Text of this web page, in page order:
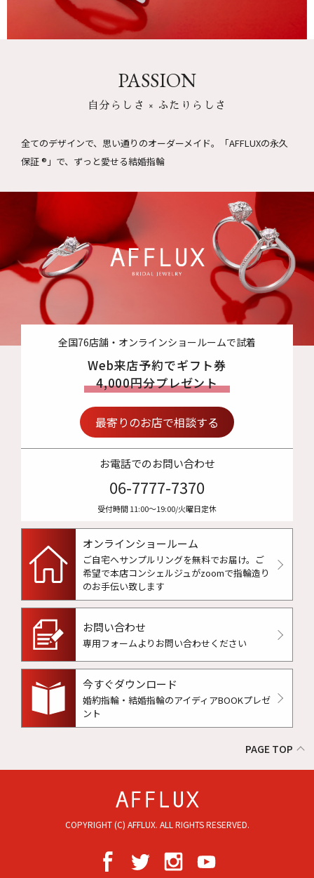
PASSION
自分らしさ × ふたりらしさ
全てのデザインで、思い通りのオーダーメイド。
「AFFLUXの永久
保証 ®」で、ずっと愛せる結婚指輪
全国76店舗・オンラインショールームで試着
Web来店予約でギフト券
4,000円分プレゼント
最寄りのお店で相談する
お電話でのお問い合わせ
06-7777-7370
受付時間 11:00〜19:00/火曜日定休
オンラインショールーム
ご自宅へサンプルリングを無料でお届け。 ご
希望で本店コンシェルジュがzoomで指輪造り
のお手伝い致します
お問い合わせ
専用フォームよりお問い合わせください
今すぐダウンロード
婚約指輪・結婚指輪のアイディアBOOKプレゼ
ント
PAGE TOP
COPYRIGHT (C) AFFLUX. ALL RIGHTS RESERVED.